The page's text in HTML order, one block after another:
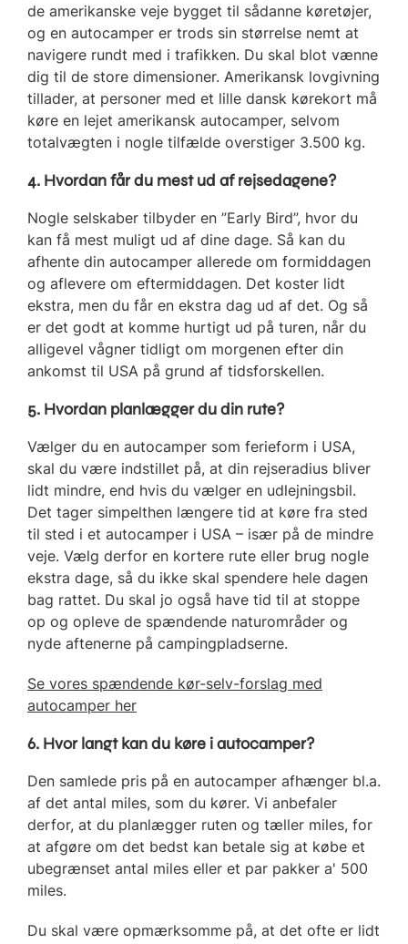
de amerikanske veje bygget til sådanne køretøjer,
og en autocamper er trods sin størrelse nemt at
navigere rundt med i trafikken. Du skal blot vænne
dig til de store dimensioner. Amerikansk lovgivning
tillader, at personer med et lille dansk kørekort må
køre en lejet amerikansk autocamper, selvom
totalvægten i nogle tilfælde overstiger 3.500 kg.
4. Hvordan får du mest ud af rejsedagene?
Nogle selskaber tilbyder en ”Early Bird”, hvor du
kan få mest muligt ud af dine dage. Så kan du
afhente din autocamper allerede om formiddagen
og aflevere om eftermiddagen. Det koster lidt
ekstra, men du får en ekstra dag ud af det. Og så
er det godt at komme hurtigt ud på turen, når du
alligevel vågner tidligt om morgenen efter din
ankomst til USA på grund af tidsforskellen.
5. Hvordan planlægger du din rute?
Vælger du en autocamper som ferieform i USA,
skal du være indstillet på, at din rejseradius bliver
lidt mindre, end hvis du vælger en udlejningsbil.
Det tager simpelthen længere tid at køre fra sted
til sted i et autocamper i USA – især på de mindre
veje. Vælg derfor en kortere rute eller brug nogle
ekstra dage, så du ikke skal spendere hele dagen
bag rattet. Du skal jo også have tid til at stoppe
op og opleve de spændende naturområder og
nyde aftenerne på campingpladserne.
Se vores spændende kør-selv-forslag med
autocamper her
6. Hvor langt kan du køre i autocamper?
Den samlede pris på en autocamper afhænger bl.a.
af det antal miles, som du kører. Vi anbefaler
derfor, at du planlægger ruten og tæller miles, for
at afgøre om det bedst kan betale sig at købe et
ubegrænset antal miles eller et par pakker a' 500
miles.
Du skal være opmærksomme på, at det ofte er lidt